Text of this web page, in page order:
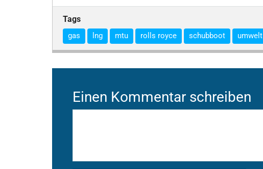
Tags
gas lng mtu rolls royce schubboot umwelt
Einen Kommentar schreiben